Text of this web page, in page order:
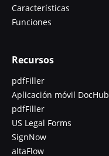
Características
Funciones
Recursos
pdfFiller
Aplicación móvil DocHub
pdfFiller
US Legal Forms
SignNow
altaFlow